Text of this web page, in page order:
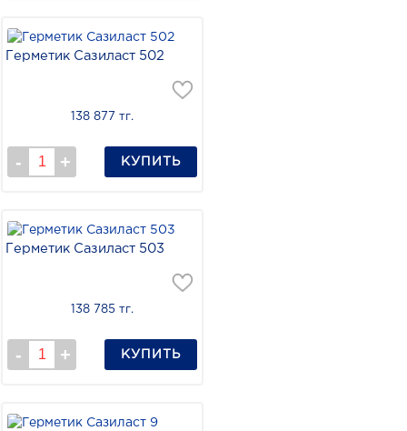
Герметик Сазиласт 502
138 877 тг.
КУПИТЬ
Герметик Сазиласт 503
138 785 тг.
КУПИТЬ